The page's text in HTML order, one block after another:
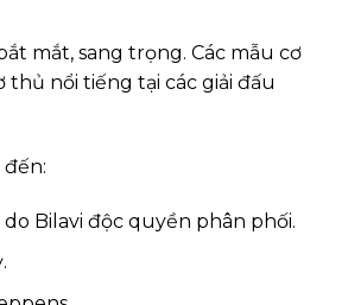
mắt, sang trọng. Các mẫu cơ
nổi tiếng tại các giải đấu
Bilavi độc quyền phân phối.